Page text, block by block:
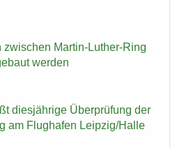
Martin-​Luther-Ring
wer­den
dies­jäh­ri­ge Über­prü­fung der
am Flug­ha­fen Leip­zig/Halle